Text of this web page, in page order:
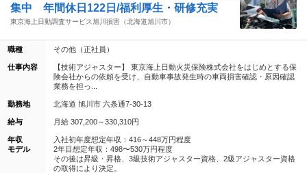
集中 年間休日122日/福利厚生・研修充実
東京海上日動調査サービス旭川損害（北海道旭川市）
職種 その他（正社員）
仕事内容
【技術アジャスター】 東京海上日動火災保険株式会社をはじめとする保
険会社からの依頼を受け、自動車事故発生時の車両損害確認・原因確認
業務を担っ...
勤務地 北海道 旭川市 六条通7-30-13
給与 月給 307,200～330,310円
年収
モデル
入社初年度想定年収：416～448万円程度
2年目想定年収：498〜530万円程度
その後は昇級・昇格、3級技術アジャスター資格、2級アジャスター資格
の取得により決定。